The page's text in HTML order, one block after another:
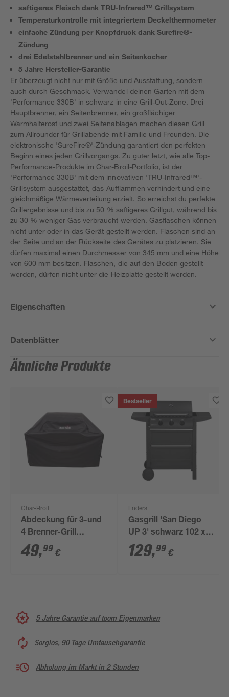
saftigeres Fleisch dank TRU-Infrared™ Grillsystem
Temperaturkontrolle mit integriertem Deckelthermometer
einfache Zündung per Knopfdruck dank Surefire®-
Zündung
drei Edelstahlbrenner und ein Seitenkocher
5 Jahre Hersteller-Garantie
Er überzeugt nicht nur mit Größe und Ausstattung, sondern
auch durch Geschmack. Verwandel deinen Garten mit dem
'Performance 330B' in schwarz in eine Grill-Out-Zone. Drei
Hauptbrenner, ein Seitenbrenner, ein großflächiger
Warmhalterost und zwei Seitenablagen machen diesen Grill
zum Allrounder für Grillabende mit Familie und Freunden. Die
elektronische 'SureFire®'-Zündung garantiert den perfekten
Beginn eines jeden Grillvorgangs. Zu guter letzt, wie alle Top-
Performance-Produkte im Char-Broil-Portfolio, ist der
'Performance 330B' mit dem innovativen 'TRU-Infrared™'-
Grillsystem ausgestattet, das Aufflammen verhindert und eine
gleichmäßige Wärmeverteilung erzielt. So erreichst du perfekte
Grillergebnisse und bis zu 50 % saftigeres Grillgut, während bis
zu 30 % weniger Gas verbraucht werden. Gasflaschen können
nicht unter oder in das Gerät gestellt werden. Flaschen sind an
der Seite und an der Rückseite des Gerätes zu platzieren. Sie
dürfen maximal einen Durchmesser von 345 mm und eine Höhe
von 600 mm besitzen. Flaschen, die auf den Boden gestellt
werden, dürfen nicht unter die Heizplatte gestellt werden.
Eigenschaften
Datenblätter
Ähnliche Produkte
Char-Broil
Abdeckung für 3-und
4 Brenner-Grill
schwarz 58 x 132 x
110 cm
49,99 €
Bestseller
Enders
Gasgrill 'San Diego
UP 3' schwarz 102 x
52 x 97 cm
129,99 €
5 Jahre Garantie auf toom Eigenmarken
Sorglos, 90 Tage Umtauschgarantie
Abholung im Markt in 2 Stunden